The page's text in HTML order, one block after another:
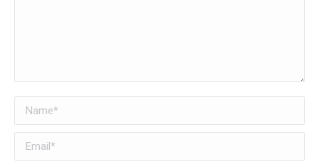
Name *
Email *